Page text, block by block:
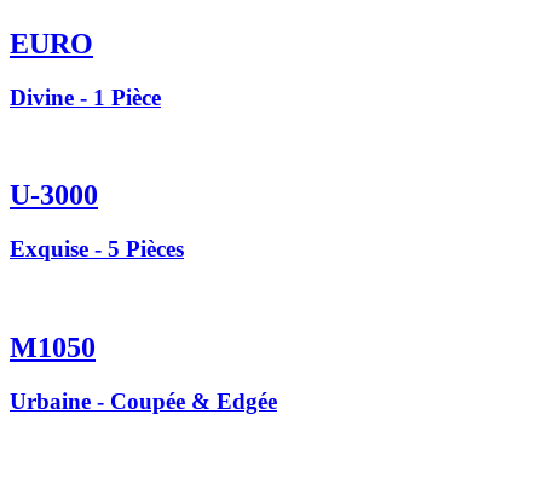
EURO
Divine - 1 Pièce
U-3000
Exquise - 5 Pièces
M1050
Urbaine - Coupée & Edgée